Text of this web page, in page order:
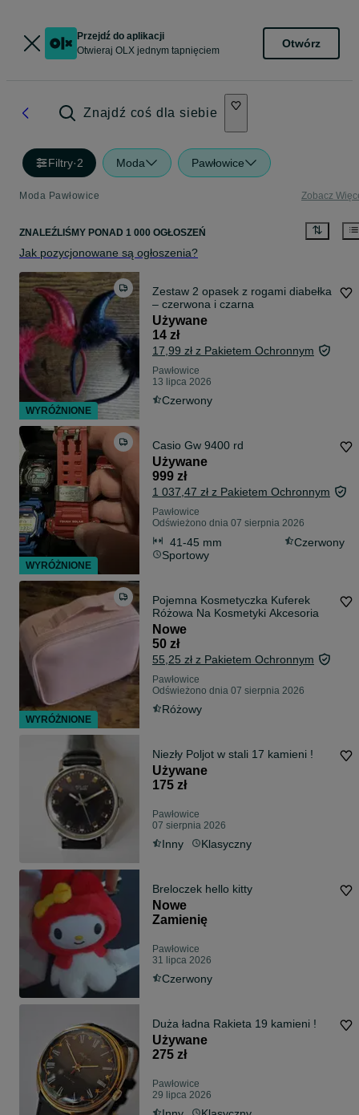
Przejdź do aplikacji
Otwieraj OLX jednym tapnięciem
Otwórz
Znajdź coś dla siebie
Filtry·2 Moda Pawłowice
Moda Pawłowice Zobacz
ZNALEŹLIŚMY PONAD 1 000 OGŁOSZEŃ
Jak pozycjonowane są ogłoszenia?
Zestaw 2 opasek z rogami diabełka
– czerwona i czarna
Używane
14 zł
17,99 zł z Pakietem Ochronnym
Pawłowice
13 lipca 2026
Czerwony
Casio Gw 9400 rd
Używane
999 zł
1 037,47 zł z Pakietem Ochronnym
Pawłowice
Odświeżono dnia 07 sierpnia 2026
41-45 mm
Czerwony
Sportowy
Pojemna Kosmetyczka Kuferek
Różowa Na Kosmetyki Akcesoria
Nowe
50 zł
55,25 zł z Pakietem Ochronnym
Pawłowice
Odświeżono dnia 07 sierpnia 2026
Różowy
Niezły Poljot w stali 17 kamieni !
Używane
175 zł
Pawłowice
07 sierpnia 2026
Inny Klasyczny
Breloczek hello kitty
Nowe
Zamienię
Pawłowice
31 lipca 2026
Czerwony
Duża ładna Rakieta 19 kamieni !
Używane
275 zł
Pawłowice
29 lipca 2026
WYRÓŻNIONE
WYRÓŻNIONE
WYRÓŻNIONE